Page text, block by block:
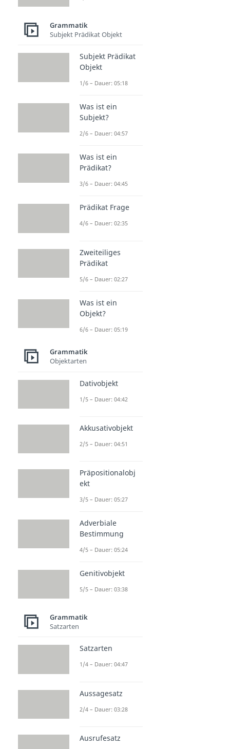
Grammatik
Subjekt Prädikat Objekt
Subjekt Prädikat
Objekt
1/6 – Dauer: 05:18
Was ist ein
Subjekt?
2/6 – Dauer: 04:57
Was ist ein
Prädikat?
3/6 – Dauer: 04:45
Prädikat Frage
4/6 – Dauer: 02:35
Zweiteiliges
Prädikat
5/6 – Dauer: 02:27
Was ist ein
Objekt?
6/6 – Dauer: 05:19
Grammatik
Objektarten
Dativobjekt
1/5 – Dauer: 04:42
Akkusativobjekt
2/5 – Dauer: 04:51
Präpositionalobj
ekt
3/5 – Dauer: 05:27
Adverbiale
Bestimmung
4/5 – Dauer: 05:24
Genitivobjekt
5/5 – Dauer: 03:38
Grammatik
Satzarten
Satzarten
1/4 – Dauer: 04:47
Aussagesatz
2/4 – Dauer: 03:28
Ausrufesatz